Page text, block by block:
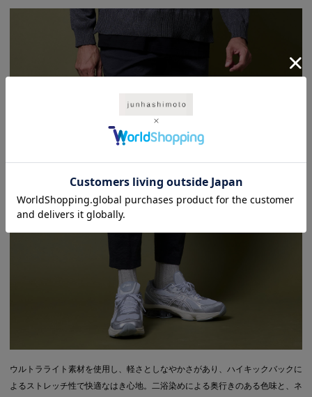
ウルトラライト素材を使用し、軽さとしなやかさがあり、ハイキックバックに
よるストレッチ性で快適なはき心地。二浴染めによる奥行きのある色味と、ネ